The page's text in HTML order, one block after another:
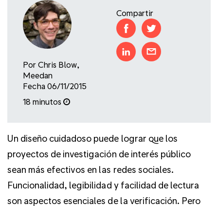
Por Chris Blow,
Meedan
Fecha 06/11/2015
18 minutos
Compartir
Un diseño cuidadoso puede lograr que los
proyectos de investigación de interés público
sean más efectivos en las redes sociales.
Funcionalidad, legibilidad y facilidad de lectura
son aspectos esenciales de la verificación. Pero